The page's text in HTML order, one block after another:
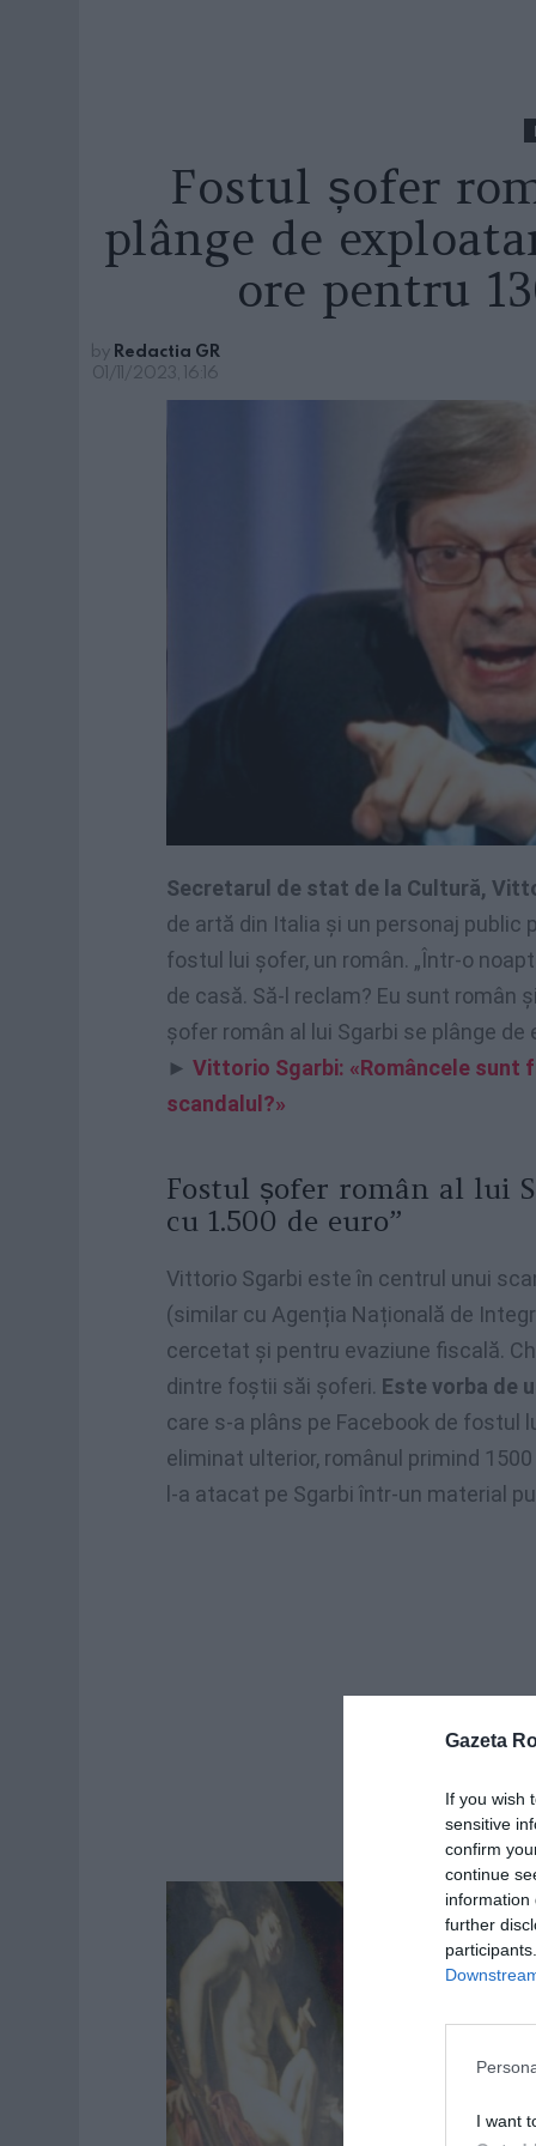
Gazeta
If you wish
sensitive
confirm
continue
information
further
I want
Fostul șofer
plânge de
ore pentru
by Redactia GR
01/11/2023, 16:16
Secretarul de stat de la Cultură,
de artă din Italia și un personaj
fostul lui șofer, un român. „Într-o
de casă. Să-l reclam? Eu sunt român
șofer român al lui Sgarbi se plânge de
► Vittorio Sgarbi: «Româncele sunt
scandalul?»
Fostul șofer român al lui
cu 1.500 de euro”
Vittorio Sgarbi este în centrul unui
(similar cu Agenția Națională de
cercetat și pentru evaziune fiscală.
dintre foștii săi șoferi. Este vorba de
care s-a plâns pe Facebook de fostul
eliminat ulterior, românul primind
l-a atacat pe Sgarbi într-un material